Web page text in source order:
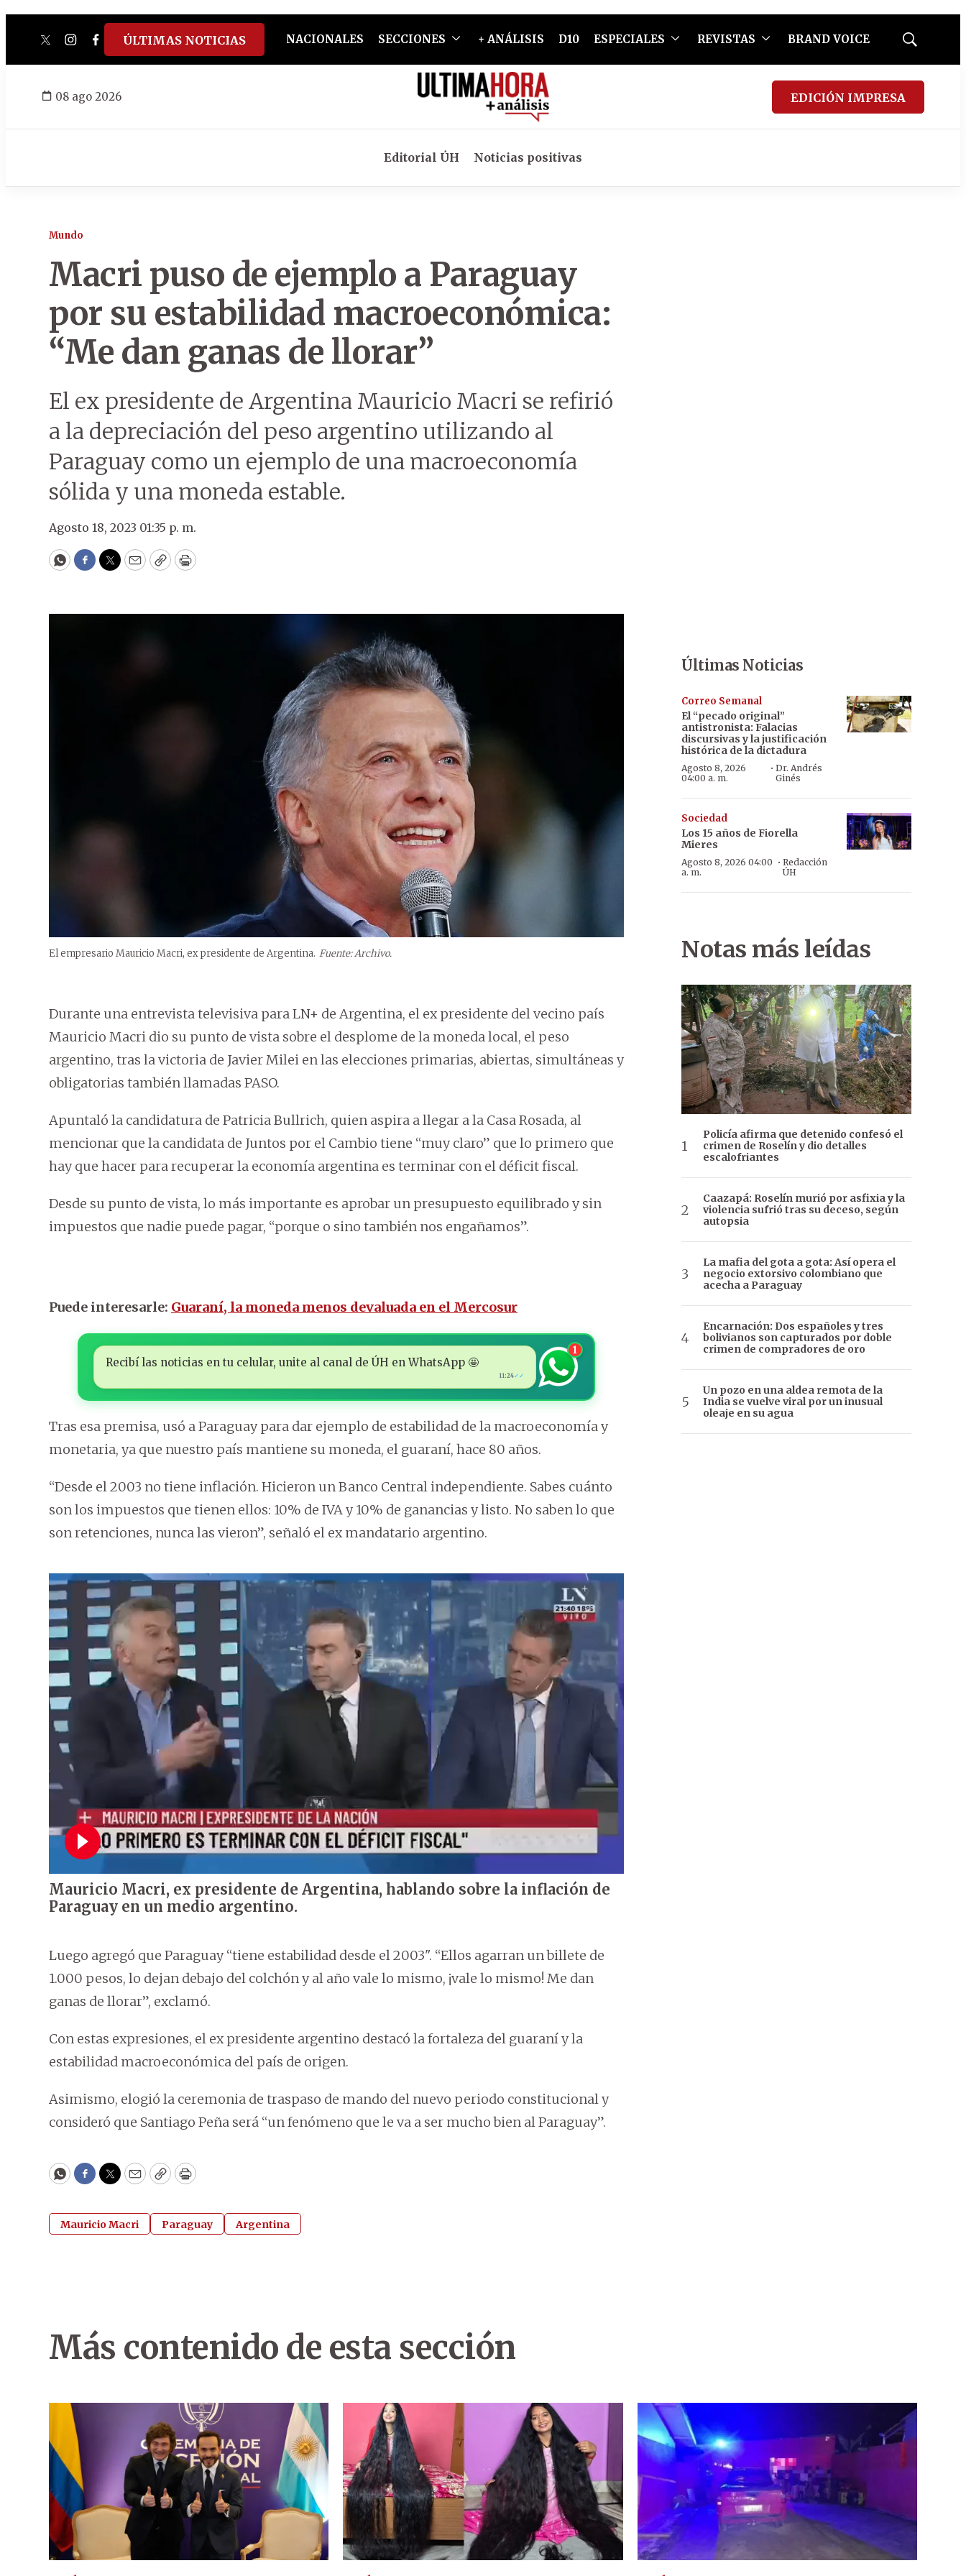
twitterinstagram
facebook
tiktokyoutube
spotify
ÚLTIMAS NOTICIAS NACIONALES SECCIONES + ANÁLISIS D10 ESPECIALES REVISTAS BRAND VOICE
Mostrar
08 ago 2026 EDICIÓN IMPRESA
Editorial ÚH Noticias positivas
Mundo
Macri puso de ejemplo a Paraguay
por su estabilidad macroeconómica:
“Me dan ganas de llorar”
El ex presidente de Argentina Mauricio Macri se refirió
a la depreciación del peso argentino utilizando al
Paraguay como un ejemplo de una macroeconomía
sólida y una moneda estable.
Agosto 18, 2023 01:35 p. m.
WhatsApp
Facebook
Twitter
EmailCopyPrint
El empresario Mauricio Macri, ex presidente de Argentina. Fuente: Archivo.
Durante una entrevista televisiva para LN+ de Argentina, el ex presidente del vecino país
Mauricio Macri dio su punto de vista sobre el desplome de la moneda local, el peso
argentino, tras la victoria de Javier Milei en las elecciones primarias, abiertas, simultáneas y
obligatorias también llamadas PASO.
Apuntaló la candidatura de Patricia Bullrich, quien aspira a llegar a la Casa Rosada, al
mencionar que la candidata de Juntos por el Cambio tiene “muy claro” que lo primero que
hay que hacer para recuperar la economía argentina es terminar con el déficit fiscal.
Desde su punto de vista, lo más importante es aprobar un presupuesto equilibrado y sin
impuestos que nadie puede pagar, “porque o sino también nos engañamos”.
Puede interesarle: Guaraní, la moneda menos devaluada en el Mercosur
Recibí las noticias en tu celular, unite al canal de ÚH en WhatsApp 🤩
11:24✓✓
1
Tras esa premisa, usó a Paraguay para dar ejemplo de estabilidad de la macroeconomía y
monetaria, ya que nuestro país mantiene su moneda, el guaraní, hace 80 años.
“Desde el 2003 no tiene inflación. Hicieron un Banco Central independiente. Sabes cuánto
son los impuestos que tienen ellos: 10% de IVA y 10% de ganancias y listo. No saben lo que
son retenciones, nunca las vieron”, señaló el ex mandatario argentino.
Mauricio Macri, ex presidente de Argentina, hablando sobre la inflación de
Paraguay en un medio argentino.
Luego agregó que Paraguay “tiene estabilidad desde el 2003". “Ellos agarran un billete de
1.000 pesos, lo dejan debajo del colchón y al año vale lo mismo, ¡vale lo mismo! Me dan
ganas de llorar”, exclamó.
Con estas expresiones, el ex presidente argentino destacó la fortaleza del guaraní y la
estabilidad macroeconómica del país de origen.
Asimismo, elogió la ceremonia de traspaso de mando del nuevo periodo constitucional y
consideró que Santiago Peña será “un fenómeno que le va a ser mucho bien al Paraguay”.
WhatsApp
Facebook
Twitter
EmailCopyPrint
Mauricio Macri Paraguay Argentina
Últimas Noticias
Correo Semanal
El “pecado original”
antistronista: Falacias
discursivas y la justificación
histórica de la dictadura
Agosto 8, 2026
04:00 a. m.
·Dr. Andrés
Ginés
Sociedad
Los 15 años de Fiorella
Mieres
Agosto 8, 2026 04:00
a. m.
· Redacción
ÚH
Notas más leídas
Policía afirma que detenido confesó el
crimen de Roselín y dio detalles
escalofriantes
Caazapá: Roselín murió por asfixia y la
violencia sufrió tras su deceso, según
autopsia
La mafia del gota a gota: Así opera el
negocio extorsivo colombiano que
acecha a Paraguay
Encarnación: Dos españoles y tres
bolivianos son capturados por doble
crimen de compradores de oro
Un pozo en una aldea remota de la
India se vuelve viral por un inusual
oleaje en su agua
Más contenido de esta sección